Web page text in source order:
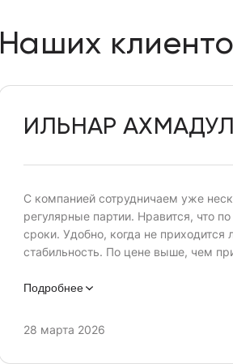
Наших
ИЛЬНАР
С компанией сотрудничаем уже
регулярные партии. Нравится, что
сроки. Удобно, когда не
стабильность. По цене выше, чем
Подробнее
28 марта 2026